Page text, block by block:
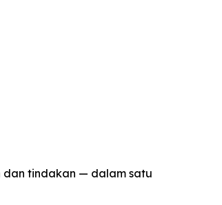
dan tindakan — dalam satu